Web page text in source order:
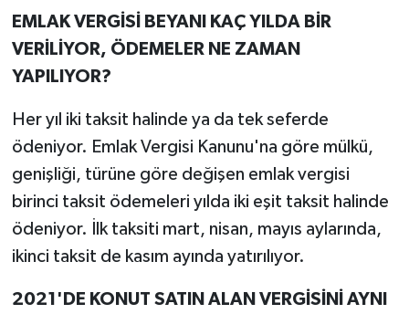
EMLAK VERGİSİ BEYANI KAÇ YILDA BİR
VERİLİYOR, ÖDEMELER NE ZAMAN
YAPILIYOR?
Her yıl iki taksit halinde ya da tek seferde
ödeniyor. Emlak Vergisi Kanunu'na göre mülkü,
genişliği, türüne göre değişen emlak vergisi
birinci taksit ödemeleri yılda iki eşit taksit halinde
ödeniyor. İlk taksiti mart, nisan, mayıs aylarında,
ikinci taksit de kasım ayında yatırılıyor.
2021'DE KONUT SATIN ALAN VERGİSİNİ AYNI